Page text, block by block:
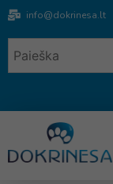
info@dokrinesa.lt